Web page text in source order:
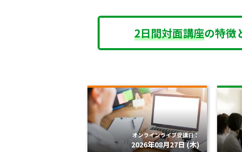
2日間対面講座の特徴
オンラインライブ受講日：
2026年08月27日 (木)